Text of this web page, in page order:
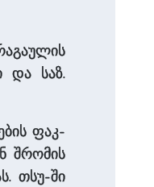
და საზ.
ფაკ-
შრომის
თსუ-ში